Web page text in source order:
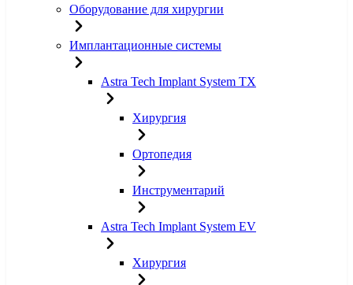
Оборудование для хирургии
Имплантационные системы
Astra Tech Implant System TX
Хирургия
Ортопедия
Инструментарий
Astra Tech Implant System EV
Хирургия